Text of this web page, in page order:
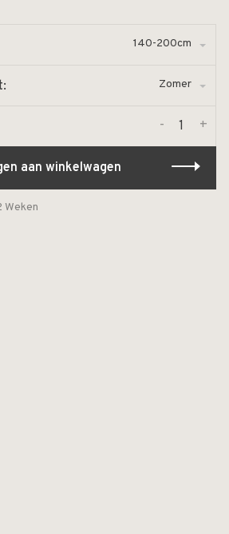
140-200cm
Zomer
+
-
aan winkelwagen
Weken